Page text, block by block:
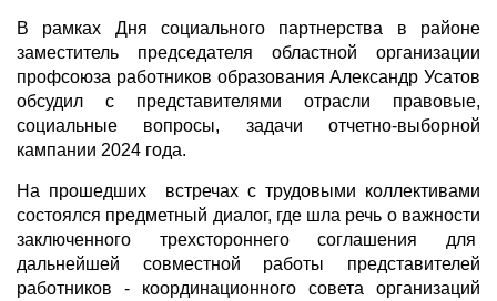
В рамках Дня социального партнерства в районе
заместитель председателя областной организации
профсоюза работников образования Александр Усатов
обсудил с представителями отрасли правовые,
социальные вопросы, задачи отчетно-выборной
кампании 2024 года.
На прошедших встречах с трудовыми коллективами
состоялся предметный диалог, где шла речь о важности
заключенного трехстороннего соглашения для
дальнейшей совместной работы представителей
работников - координационного совета организаций